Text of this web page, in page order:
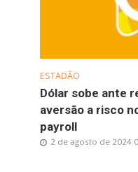
ESTADÃO
Dólar sobe ante
aversão a risco
payroll
2 de agosto de 2024